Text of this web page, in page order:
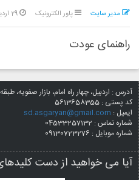
مدیر سایت پاور الکترونیک 29 ارديبهشت 1398
راهنمای عودت
آدرس : اردبیل، چهار راه امام، بازار صفویه، طبقه
کد پستی : 5613658355
ایمیل : sd.asgaryan@gmail.com
شماره تماس : 04533257132
شماره موبایل : 09130723276
آیا می خواهید از دست